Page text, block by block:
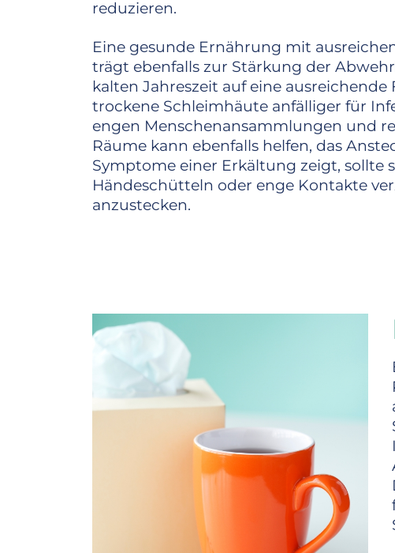
reduzieren.
Eine gesunde Ernährung mit
trägt ebenfalls zur Stärkung der
kalten Jahreszeit auf eine
trockene Schleimhäute anfälliger für
engen Menschenansammlungen und
Räume kann ebenfalls helfen, das
Symptome einer Erkältung zeigt, sollte
Händeschütteln oder enge Kontakte
anzustecken.